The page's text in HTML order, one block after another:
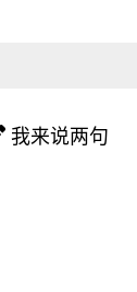
我来说两句